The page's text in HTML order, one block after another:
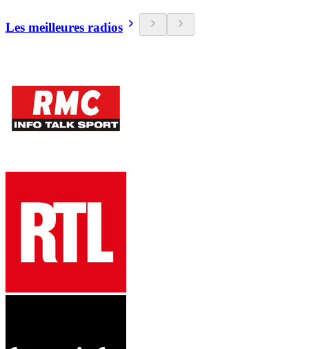
Les meilleures radios